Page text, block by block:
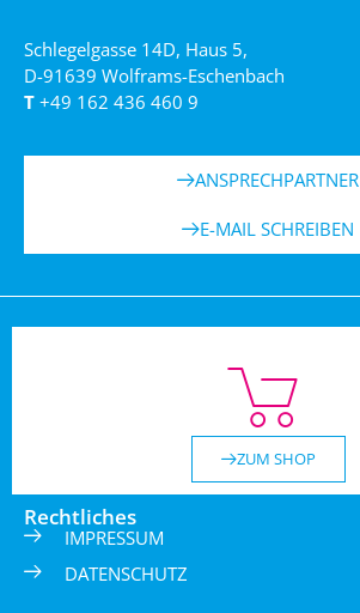
Schlegelgasse 14D, Haus 5,
D-91639 Wolframs-Eschenbach
T +49 162 436 460 9
ANSPRECHPARTNER
E-MAIL SCHREIBEN
ZUM SHOP
Rechtliches
IMPRESSUM
DATENSCHUTZ